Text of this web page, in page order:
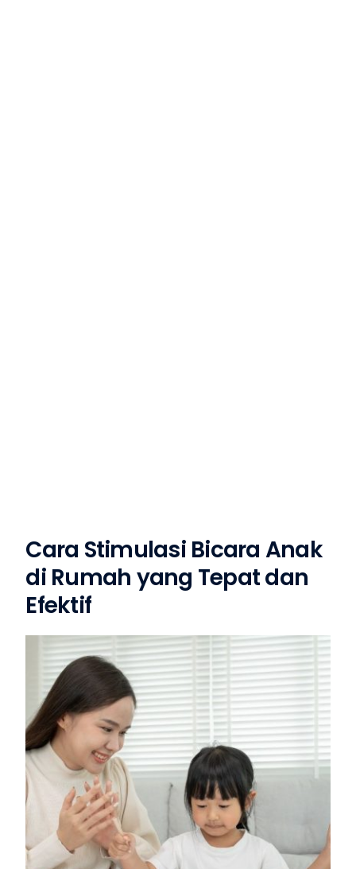
Cara Stimulasi Bicara Anak
di Rumah yang Tepat dan
Efektif